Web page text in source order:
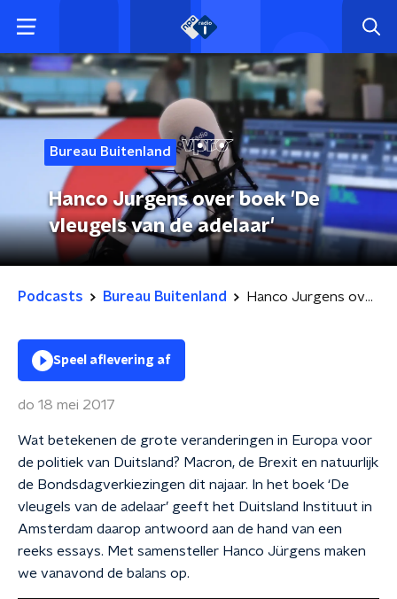
Bureau Buitenland
Hanco Jurgens over boek 'De
vleugels van de adelaar'
Podcasts Bureau Buitenland Hanco Jurgens over boek 'De vleugels van de adelaar'
Speel aflevering af
do 18 mei 2017
Wat betekenen de grote veranderingen in Europa voor
de politiek van Duitsland? Macron, de Brexit en natuurlijk
de Bondsdagverkiezingen dit najaar. In het boek ‘De
vleugels van de adelaar’ geeft het Duitsland Instituut in
Amsterdam daarop antwoord aan de hand van een
reeks essays. Met samensteller Hanco Jürgens maken
we vanavond de balans op.